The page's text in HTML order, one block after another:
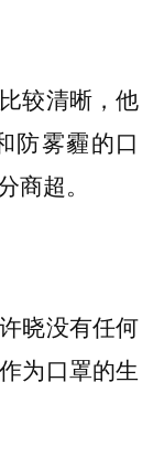
较清晰，他
防雾霾的口
超。
晓没有任何
为口罩的生